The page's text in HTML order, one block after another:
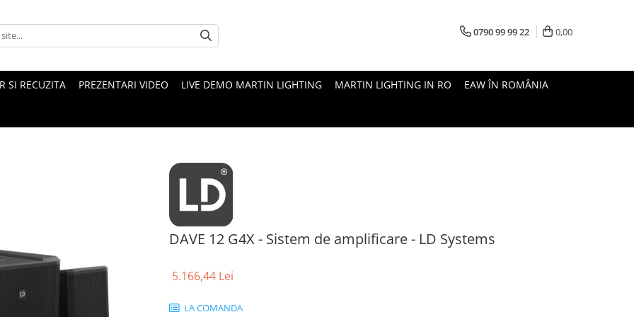
0790 99 99 22 0,00
SI RECUZITA PREZENTARI VIDEO LIVE DEMO MARTIN LIGHTING MARTIN LIGHTING IN RO EAW ÎN ROMÂNIA
DAVE 12 G4X - Sistem de amplificare - LD Systems
5.166,44 Lei
LA COMANDA